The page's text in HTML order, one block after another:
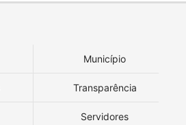
Município
Transparência
Servidores